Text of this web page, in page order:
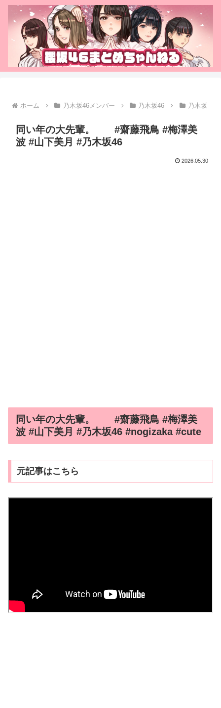
ホーム 乃木坂46メンバー 乃木坂46 乃木坂
同い年の大先輩。 #齋藤飛鳥 #梅澤美
波 #山下美月 #乃木坂46
2026.05.30
同い年の大先輩。 #齋藤飛鳥 #梅澤美
波 #山下美月 #乃木坂46 #nogizaka #cute
元記事はこちら